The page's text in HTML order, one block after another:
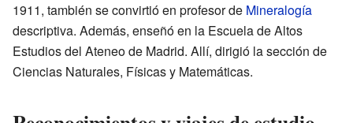
1911, también se convirtió en profesor de Mineralogía
descriptiva. Además, enseñó en la Escuela de Altos
Estudios del Ateneo de Madrid. Allí, dirigió la sección de
Ciencias Naturales, Físicas y Matemáticas.